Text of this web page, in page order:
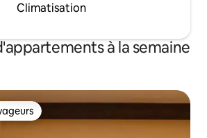
Climatisation
à la semaine